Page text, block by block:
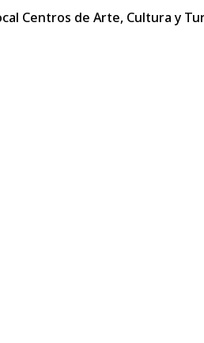
Centros de Arte, Cultura y